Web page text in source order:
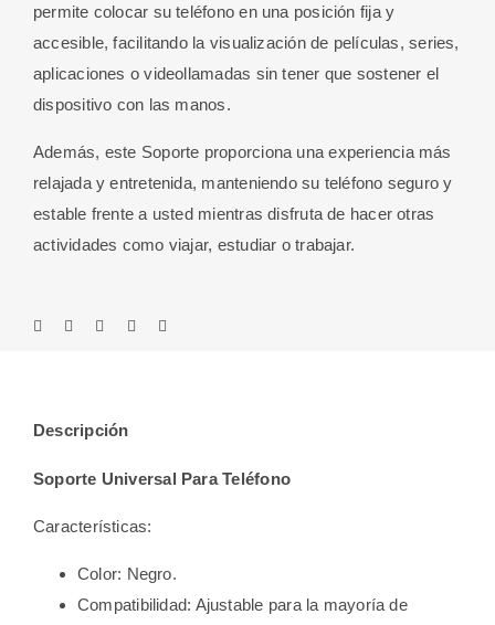
permite colocar su teléfono en una posición fija y
accesible, facilitando la visualización de películas, series,
aplicaciones o videollamadas sin tener que sostener el
dispositivo con las manos.
Además, este Soporte proporciona una experiencia más
relajada y entretenida, manteniendo su teléfono seguro y
estable frente a usted mientras disfruta de hacer otras
actividades como viajar, estudiar o trabajar.
Descripción
Soporte Universal Para Teléfono
Características:
Color: Negro.
Compatibilidad: Ajustable para la mayoría de